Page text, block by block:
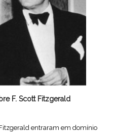
F. Scott Fitzgerald
entraram em domínio